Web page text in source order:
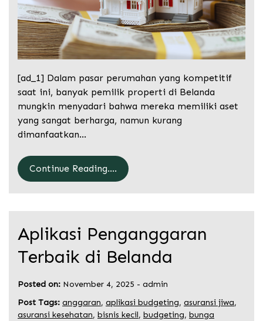
[ad_1] Dalam pasar perumahan yang kompetitif
saat ini, banyak pemilik properti di Belanda
mungkin menyadari bahwa mereka memiliki aset
yang sangat berharga, namun kurang
dimanfaatkan…
Continue Reading....
Aplikasi Penganggaran
Terbaik di Belanda
Posted on: November 4, 2025 - admin
Post Tags: anggaran, aplikasi budgeting, asuransi jiwa,
asuransi kesehatan, bisnis kecil, budgeting, bunga